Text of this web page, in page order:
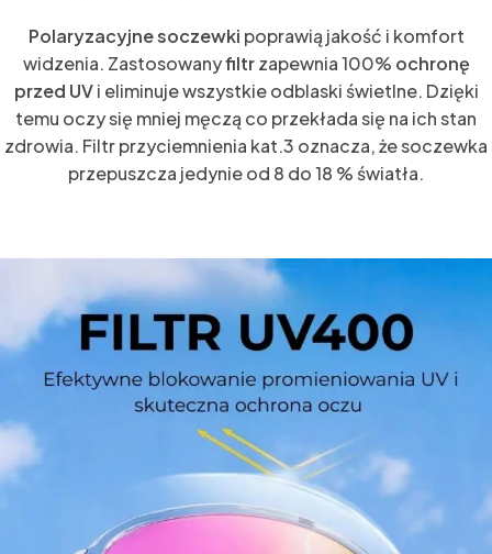
Polaryzacyjne soczewki poprawią jakość i komfort
widzenia. Zastosowanyfiltrzapewnia 100% ochronę
przed UVi eliminuje wszystkie odblaski świetlne. Dzięki
temu oczy się mniej męczą co przekłada się na ich stan
zdrowia. Filtr przyciemnienia kat.3 oznacza, że soczewka
przepuszcza jedynie od 8 do 18 % światła.